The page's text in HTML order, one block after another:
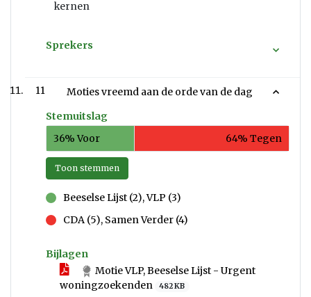
kernen
Sprekers
11
Moties vreemd aan de orde van de dag
Stemuitslag
36% Voor
64% Tegen
Toon stemmen
Beeselse Lijst (2), VLP (3)
CDA (5), Samen Verder (4)
Bijlagen
Motie VLP, Beeselse Lijst - Urgent
woningzoekenden
482 KB